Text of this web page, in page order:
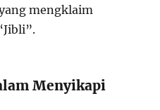
mengklaim
Menyikapi